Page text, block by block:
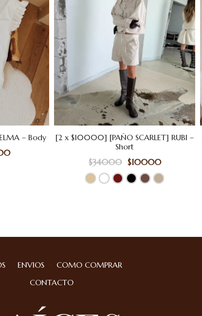
– Body
[2 x $10000] [PAÑO SCARLET] RUBI –
Short
$34000 $10000
ENVIOS
COMO COMPRAR
CONTACTO